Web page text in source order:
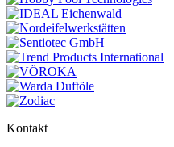
Kontakt